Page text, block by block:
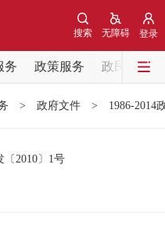
登录
无障碍
搜索
务 政策服务
政民互动
神
> 政府文件 > 1986-2014
〔2010〕 1号